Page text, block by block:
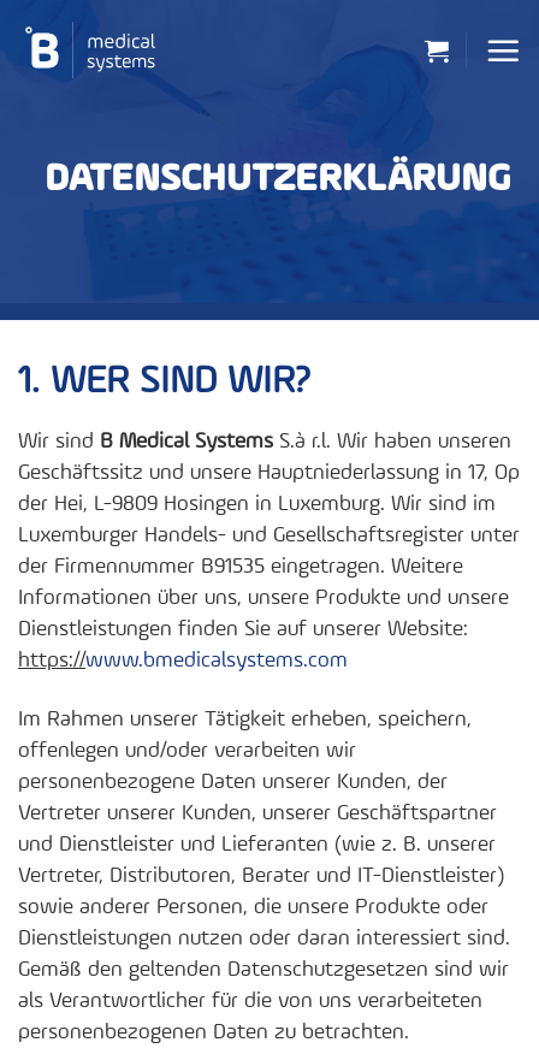
Inhalt
springen
DATENSCHUTZERKLÄRUNG
1. WER SIND WIR?
Wir sind B Medical Systems S.à r.l. Wir haben unseren
Geschäftssitz und unsere Hauptniederlassung in 17, Op
der Hei, L-9809 Hosingen in Luxemburg. Wir sind im
Luxemburger Handels- und Gesellschaftsregister unter
der Firmennummer B91535 eingetragen. Weitere
Informationen über uns, unsere Produkte und unsere
Dienstleistungen finden Sie auf unserer Website:
https://www.bmedicalsystems.com
Im Rahmen unserer Tätigkeit erheben, speichern,
offenlegen und/oder verarbeiten wir
personenbezogene Daten unserer Kunden, der
Vertreter unserer Kunden, unserer Geschäftspartner
und Dienstleister und Lieferanten (wie z. B. unserer
Vertreter, Distributoren, Berater und IT-Dienstleister)
sowie anderer Personen, die unsere Produkte oder
Dienstleistungen nutzen oder daran interessiert sind.
Gemäß den geltenden Datenschutzgesetzen sind wir
als Verantwortlicher für die von uns verarbeiteten
personenbezogenen Daten zu betrachten.